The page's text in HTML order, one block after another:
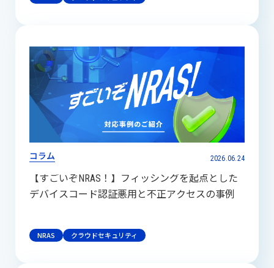
コラム 2026.06.24
【すごいぞNRAS！】フィッシングを起点とした
デバイスコード認証悪用と不正アクセスの事例
NRAS クラウドセキュリティ